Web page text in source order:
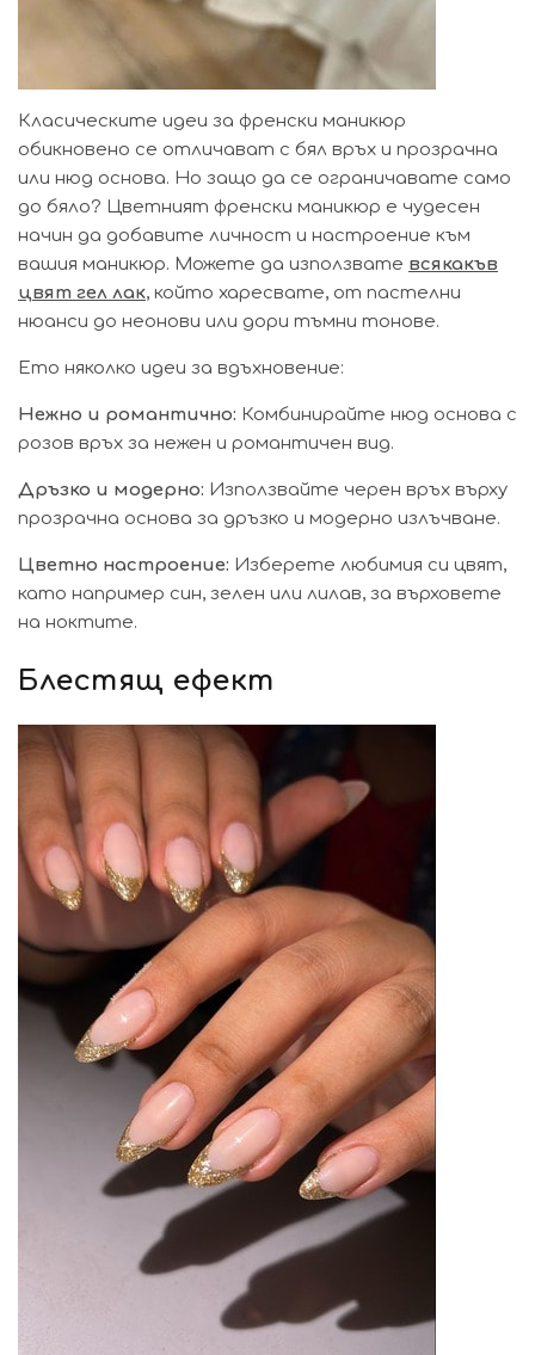
Класическите идеи за френски маникюр
обикновено се отличават с бял връх и прозрачна
или нюд основа. Но защо да се ограничавате само
до бяло? Цветният френски маникюр е чудесен
начин да добавите личност и настроение към
вашия маникюр. Можете да използвате всякакъв
цвят гел лак, който харесвате, от пастелни
нюанси до неонови или дори тъмни тонове.
Ето няколко идеи за вдъхновение:
Нежно и романтично: Комбинирайте нюд основа с
розов връх за нежен и романтичен вид.
Дръзко и модерно: Използвайте черен връх върху
прозрачна основа за дръзко и модерно излъчване.
Цветно настроение: Изберете любимия си цвят,
като например син, зелен или лилав, за върховете
на ноктите.
Блестящ ефект